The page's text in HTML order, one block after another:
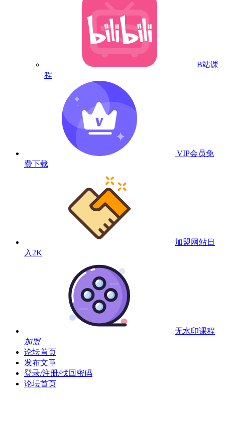
B站课
程
VIP会员免
费下载
加盟网站日
入2K
无水印课程
加盟
论坛首页
发布文章
登录/注册/找回密码
论坛首页